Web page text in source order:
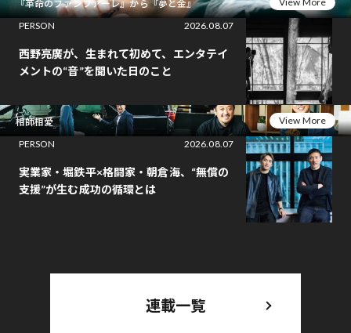
『革命のファンファーレ』から『夢と金』
PERSON
2026.08.07
西野亮廣が、生まれて初めて、エンタテイ
メントの“音”を聞いた日のこと
相師相愛
View More
PERSON
2026.08.07
実業家・堀鉄平×格闘家・朝倉海、“無償の
支援”が生む成功の循環とは
連載一覧